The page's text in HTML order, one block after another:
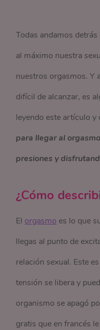
Todas andamos
al máximo nuestra
nuestros orgasmos. Y
difícil de alcanzar, es
leyendo este artículo
para llegar al
presiones y
¿Cómo
El orgasmo es lo que
llegas al punto de
relación sexual. Este
tensión se libera y
organismo se apagó
gratis que en francés